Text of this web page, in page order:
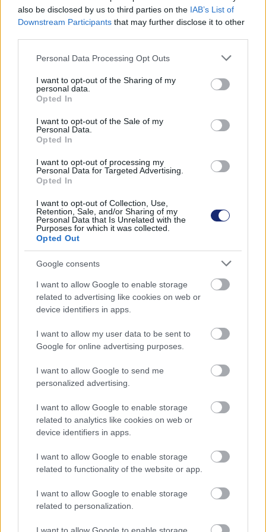
also be disclosed by us to third parties on the IAB’s List of
Downstream Participants that may further disclose it to other
Please note that this website/app uses one or more Google
not limited to your visit or usage behaviour. You may click to
grant or deny consent to Google and its third-party tags to
use your data for below specified purposes in below Google
consent section.
Personal Data Processing Opt Outs
I want to opt-out of the Sharing of my
personal data.
Opted In
I want to opt-out of the Sale of my
Personal Data.
Opted In
I want to opt-out of processing my
Personal Data for Targeted Advertising.
Opted In
I want to opt-out of Collection, Use,
Retention, Sale, and/or Sharing of my
Personal Data that Is Unrelated with the
Purposes for which it was collected.
Opted Out
Google consents
I want to allow Google to enable storage
related to advertising like cookies on web or
device identifiers in apps.
I want to allow my user data to be sent to
Google for online advertising purposes.
I want to allow Google to send me
personalized advertising.
I want to allow Google to enable storage
related to analytics like cookies on web or
device identifiers in apps.
I want to allow Google to enable storage
related to functionality of the website or app.
I want to allow Google to enable storage
related to personalization.
teljesen fenntarthatóvá válhat (Fotó: Toyota)
Bár korábban már kísérleteztek különféle fotoreaktív,
azaz fényből energiát termelő anyagokkal, ezek
többségénél problémát jelentett, hogy nem vízállóak,
hogy a vizet hidrogénné és oxigénné bontsák szét. Ezek
egyike aperovszkit
hatékonyabbá válhatnak a napelemek, de a víz
szétbontására nem tűnik alkalmasnak, ráadásul ólmot is
tartalmaz, ami nem szerencsés, ha beszivárog a vízbe.
A brit kutatók most a bizmut-oxijodiddal (BiOI) értek el
komoly áttörést. Ezt a nem mérgező félvezetőt sokáig
nem vették számításba, mivel vízbe merítve ez sem túl
stabil vegyület, azonban a benne rejlő potenciál miatt a
tudósok úgy döntöttek, megvizsgálják az egyébként
könnyen és nagy mennyiségben hozzáférhető fémsót
felhasználási lehetőségeit.
A bizmut-oxijodid egy rendkívül érdekes
fotoaktív anyag, amelynek energiaszintje szinte
tökéletes a víz szétbontásához. Pár éve
stabilabbak a perovszkit-alapú megoldásoknál,
ezért most meg akartuk nézni, hogy ez a
stabilitás kiaknázható-e a zöld hidrogén
termeléséhez
London anyagtudományi tanszékének munkatársa.
Régóta dolgozunk ezzel az anyaggal, annak
széleskörű alkalmazási lehetősége miatt, de
azért is, mert rendkívül egyszerű a gyártása és
nem mérgező